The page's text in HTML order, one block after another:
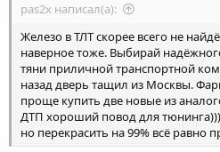
pas2x написал(а):
Железо в ТЛТ скорее всего не
наверное тоже. Выбирай
тяни приличной транспортной
назад дверь тащил из Москвы.
проще купить две новые из
ДТП хороший повод для
но перекрасить на 99% всё равно